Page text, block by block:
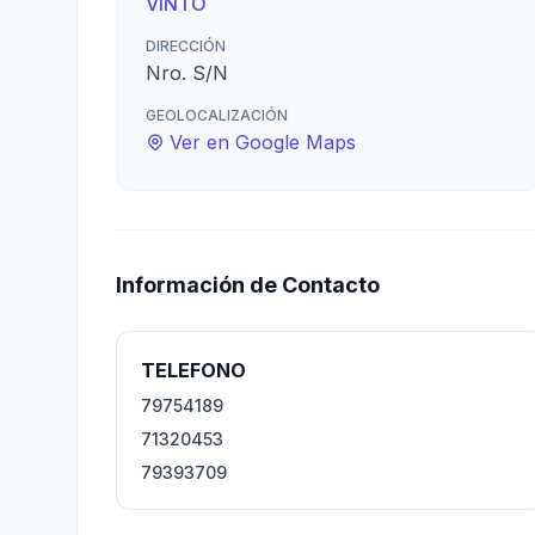
DIRECCIÓN
Nro. S/N
GEOLOCALIZACIÓN
Ver en Google Maps
Información de Contacto
TELEFONO
79754189
71320453
79393709